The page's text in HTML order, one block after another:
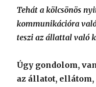
Tehát a kölcsönös
kommunikációra
teszi az állattal való
Úgy gondolom,
az állatot,